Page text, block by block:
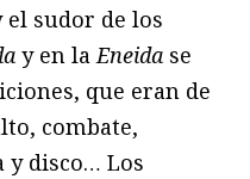
sudor de los
y en laEneida se
que eran de
combate,
y disco… Los